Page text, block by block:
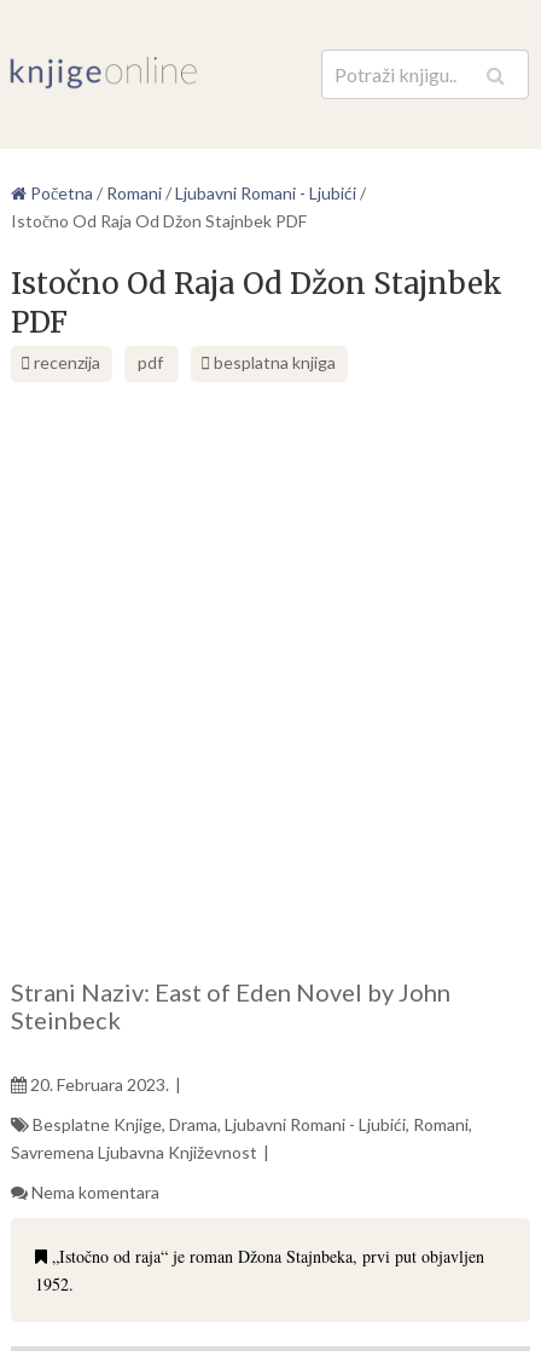
Pretraga
Početna / Romani/Ljubavni Romani - Ljubići/
Istočno Od Raja Od Džon Stajnbek PDF
Istočno Od Raja Od Džon Stajnbek
PDF
recenzija pdf besplatna knjiga
Strani Naziv: East of Eden Novel by John
Steinbeck
20. Februara 2023.
Besplatne Knjige, Drama, Ljubavni Romani - Ljubići, Romani,
Savremena Ljubavna Književnost
Nema komentara
„Istočno od raja“ je roman Džona Stajnbeka, prvi put objavljen
1952.